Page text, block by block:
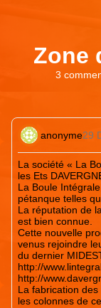
Zone
3
anonyme29
La société « La
les Ets
La Boule
pétanque telles
La réputation de
est bien connue.
Cette nouvelle
venus rejoindre
du dernier
http://
http://
La fabrication
les colonnes de